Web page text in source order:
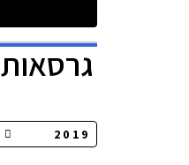
גרסאות